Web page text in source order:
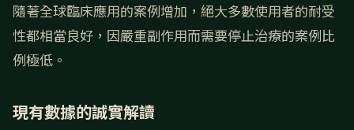
隨著全球臨床應用的案例增加，絕大多數使用者的耐受
性都相當良好，因嚴重副作用而需要停止治療的案例比
例極低。
現有數據的誠實解讀